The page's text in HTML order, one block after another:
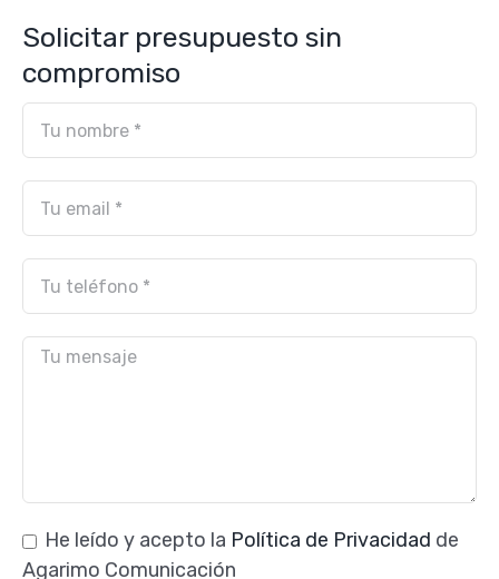
Solicitar presupuesto sin
compromiso
He leído y acepto la Política de Privacidad de
Agarimo Comunicación